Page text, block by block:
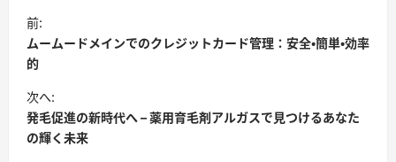
投
稿
ナ
ビ
ゲ
ー
前:
ムームードメインでのクレジットカード管理：安全・簡単・効率
的
次へ:
発毛促進の新時代へ – 薬用育毛剤アルガスで見つけるあなた
の輝く未来